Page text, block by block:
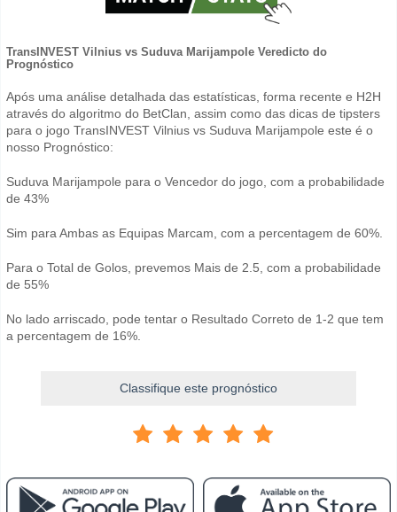
TransINVEST Vilnius vs Suduva Marijampole Veredicto do
Prognóstico
Após uma análise detalhada das estatísticas, forma recente e H2H
através do algoritmo do BetClan, assim como das dicas de tipsters
para o jogo TransINVEST Vilnius vs Suduva Marijampole este é o
nosso Prognóstico:
Suduva Marijampole para o Vencedor do jogo, com a probabilidade
de 43%
Sim para Ambas as Equipas Marcam, com a percentagem de 60%.
Para o Total de Golos, prevemos Mais de 2.5, com a probabilidade
de 55%
No lado arriscado, pode tentar o Resultado Correto de 1-2 que tem
a percentagem de 16%.
Classifique este prognóstico